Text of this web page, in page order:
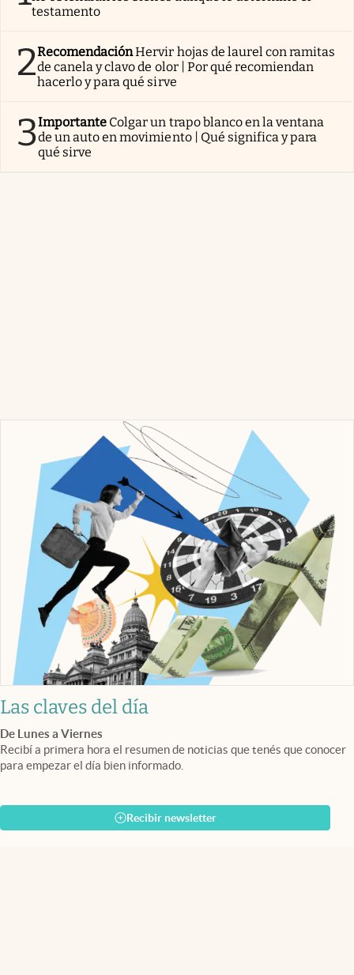
testamento
2RecomendaciónHervir hojas de laurel con ramitas
de canela y clavo de olor | Por qué recomiendan
hacerlo y para qué sirve
3Importante Colgar un trapo blanco en la ventana
de un auto en movimiento | Qué significa y para
qué sirve
Las claves del día
De Lunes a Viernes
Recibí a primera hora el resumen de noticias que tenés que conocer
para empezar el día bien informado.
Recibir newsletter